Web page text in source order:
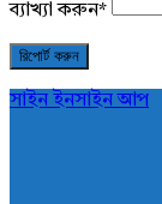
ব্যাখ্যা করুন*
সাইন ইনসাইন আপ